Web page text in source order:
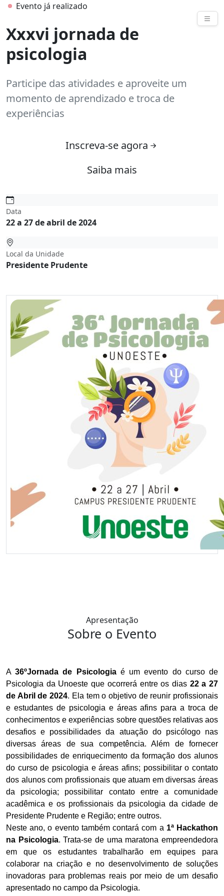
Evento já realizado
Xxxvi jornada de
psicologia
Participe das atividades e aproveite um
momento de aprendizado e troca de
experiências
Inscreva-se agora
Saiba mais
Data
22 a 27 de abril de 2024
Local da Unidade
Presidente Prudente
Apresentação
Sobre o Evento
A36ºJornada de Psicologiaé um evento do curso de
Psicologia da Unoeste que ocorrerá entre os dias 22 a 27
de Abril de 2024. Ela tem o objetivo de reunir profissionais
e estudantes de psicologia e áreas afins para a troca de
conhecimentos e experiências sobre questões relativas aos
desafios e possibilidades da atuação do psicólogo nas
diversas áreas de sua competência. Além de fornecer
possibilidades de enriquecimento da formação dos alunos
do curso de psicologia e áreas afins; possibilitar o contato
dos alunos com profissionais que atuam em diversas áreas
da psicologia; possibilitar contato entre a comunidade
acadêmica e os profissionais da psicologia da cidade de
Presidente Prudente e Região; entre outros.
Neste ano, o evento também contará com a 1ª Hackathon
na Psicologia. Trata-se de uma maratona empreendedora
em que os estudantes trabalharão em equipes para
colaborar na criação e no desenvolvimento de soluções
inovadoras para problemas reais por meio de um desafio
apresentado no campo da Psicologia.